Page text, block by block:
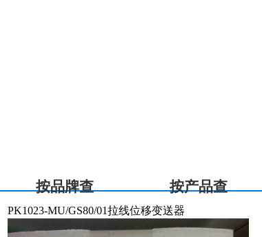
按品牌查 按产品查
PK1023-MU/GS80/01拉线位移变送器